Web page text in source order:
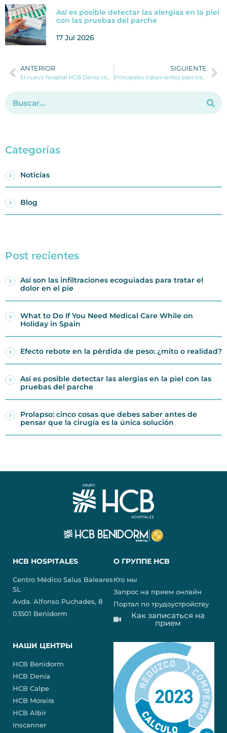
Así es posible detectar las alergias en la piel
con las pruebas del parche
17 Jul 2026
ANTERIOR
El nuevo hospital HCB Dénia inicia su andadura
SIGUIENTE
Principales tratamientos para tratar la incontinencia urinaria
Categorías
Noticias
Blog
Post recientes
Así son las infiltraciones ecoguiadas para tratar el
dolor en el pie
What to Do If You Need Medical Care While on
Holiday in Spain
Efecto rebote en la pérdida de peso: ¿mito o realidad?
Así es posible detectar las alergias en la piel con las
pruebas del parche
Prolapso: cinco cosas que debes saber antes de
pensar que la cirugía es la única solución
HCB HOSPITALES
Centro Médico Salus Baleares
SL
Avda. Alfonso Puchades, 8
03501 Benidorm
О ГРУППЕ HCB
Кто мы
Запрос на прием онлайн
Портал по трудоустройству
Как записаться на
прием
НАШИ ЦЕНТРЫ
HCB Benidorm
HCB Denia
HCB Calpe
HCB Moraira
HCB Albir
Inscanner